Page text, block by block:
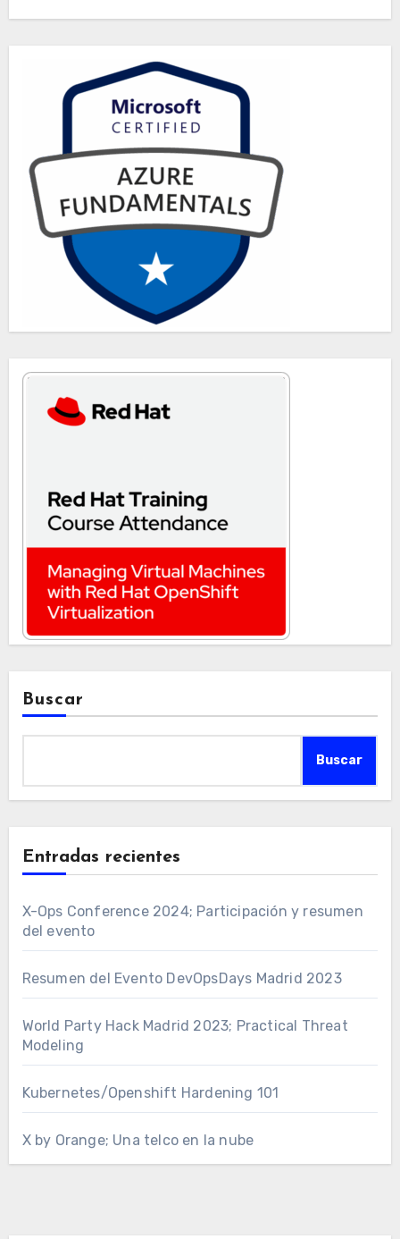
Buscar
Buscar
Entradas recientes
X-Ops Conference 2024; Participación y resumen
del evento
Resumen del Evento DevOpsDays Madrid 2023
World Party Hack Madrid 2023; Practical Threat
Modeling
Kubernetes/Openshift Hardening 101
X by Orange; Una telco en la nube